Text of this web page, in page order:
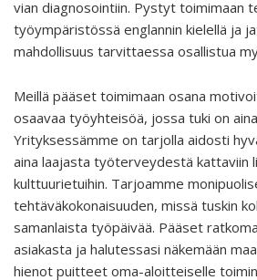
vian diagnosointiin. Pystyt toimimaan
työympäristössä englannin kielellä ja
mahdollisuus tarvittaessa osallistua
Meillä pääset toimimaan osana
osaavaa työyhteisöä, jossa tuki on
Yrityksessämme on tarjolla aidosti
aina laajasta työterveydestä kattaviin
kulttuurietuihin. Tarjoamme
tehtäväkokonaisuuden, missä tuskin
samanlaista työpäivää. Pääset
asiakasta ja halutessasi näkemään
hienot puitteet oma-aloitteiselle